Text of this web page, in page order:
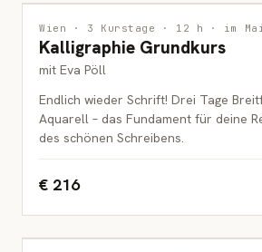
ZEICHNUNG
ERWACHSENE
Wien · 3 Kurstage · 12 h · im
Kalligraphie Grundkurs
mit Eva Pöll
Endlich wieder Schrift! Drei Tage
Aquarell – das Fundament für deine
des schönen Schreibens.
€ 216